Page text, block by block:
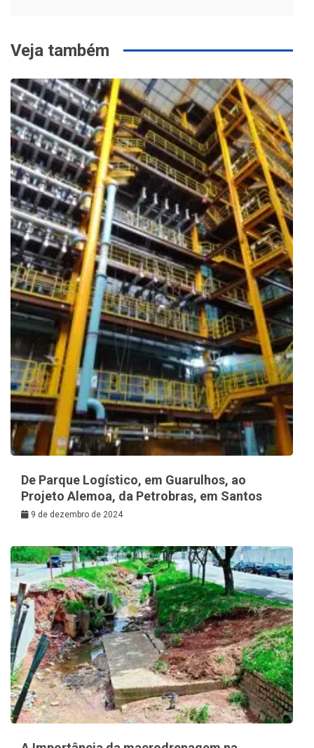
Veja também
De Parque Logístico, em Guarulhos, ao
Projeto Alemoa, da Petrobras, em Santos
9 de dezembro de 2024